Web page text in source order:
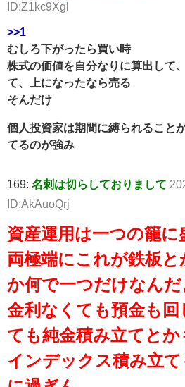
ID:Z1kc9Xgl
>>1
むしろ下がったら買い時
株式の価値を自分なりに算出して
て、上になったなら売る
そんだけ
個人投資家は期間に縛られること
てるのが強み
169: 名刺は切らしておりまして
ID:AkAuoQrj
資産運用は一つの籠に
両極端にこれが鉄板と
か何で一つだけなんだ
金利なくても預金も回
ても純金積み立てとか
インデックス積み立